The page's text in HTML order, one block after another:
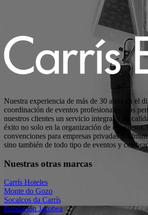
Nuestra experiencia de más de 30 años en el
coordinación de eventos profesionales, nos
nuestros clientes un servicio integral y de
éxito no solo en la organización de congresos,
convenciones para empresas privadas y
sino también de todo tipo de eventos y
Nuestras otras marcas
Carrís Hoteles
Monte do Gozo
Socalcos da Carrís
Fundación Jacobea